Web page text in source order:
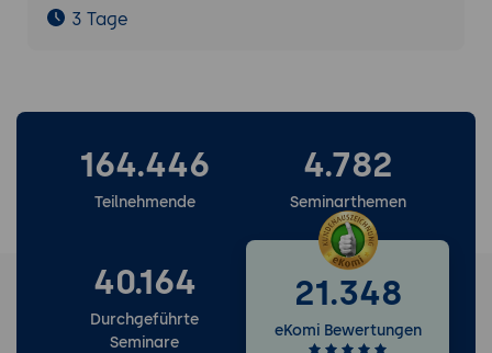
3 Tage
164.446
Teilnehmende
4.782
Seminarthemen
40.164
Durchgeführte
Seminare
21.348
eKomi Bewertungen